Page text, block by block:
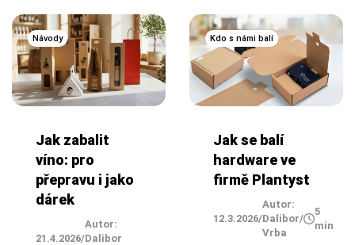
Návody
Jak zabalit
víno: pro
přepravu i jako
dárek
21.4.2026/
Autor:
Dalibor
Kdo s námi balí
Jak se balí
hardware ve
firmě Plantyst
12.3.2026/
Autor:
Dalibor
Vrba
/
5
min